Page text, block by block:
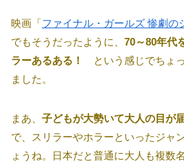
映画「ファイナル・ガールズ 惨劇の
でもそうだったように、 70～80年代
ラーあるある！
という感じでちょ
ました。
まあ、 子どもが大勢いて大人の目が
で、スリラーやホラーといったジャ
ょうね。日本だと普通に大人も複数